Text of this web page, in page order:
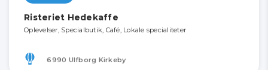
Risteriet Hedekaffe
Oplevelser, Specialbutik, Café, Lokale specialiteter
6990 Ulfborg Kirkeby